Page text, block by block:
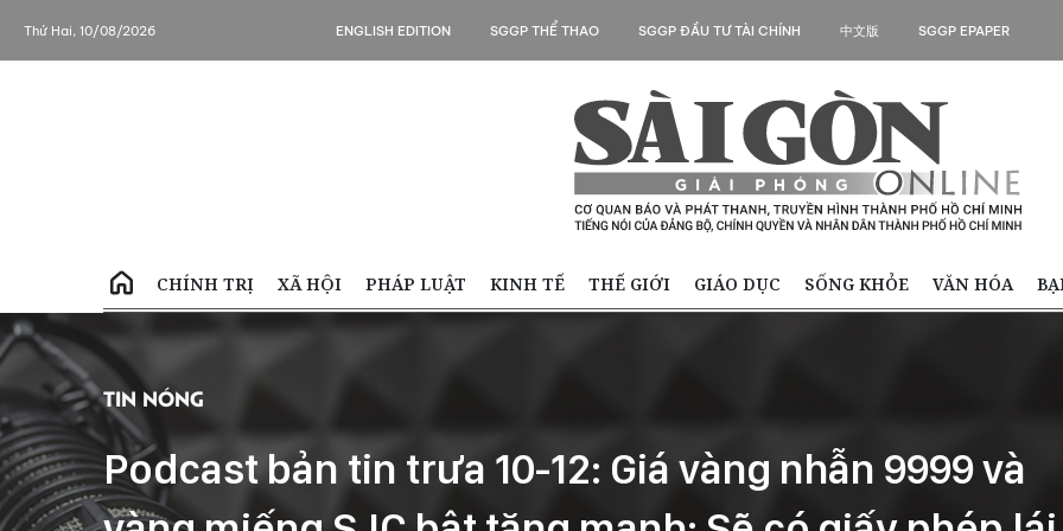
Thứ Hai, 10/08/2026 ENGLISH EDITION SGGP THỂ THAO SGGP ĐẦU TƯ TÀI CHÍNH 中文版 SGGP EPAPER
CHÍNH TRỊ XÃ HỘI PHÁP LUẬT KINH TẾ THẾ GIỚI GIÁO DỤC SỐNG KHỎE VĂN HÓA
Tin Nóng
Podcast bản tin trưa 10-12: Giá vàng nhẫn 9999 và